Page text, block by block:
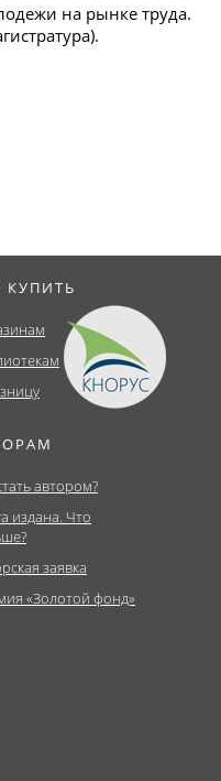
на рынке труда.
КУПИТЬ
автором?
издана. Что
заявка
«Золотой фонд»